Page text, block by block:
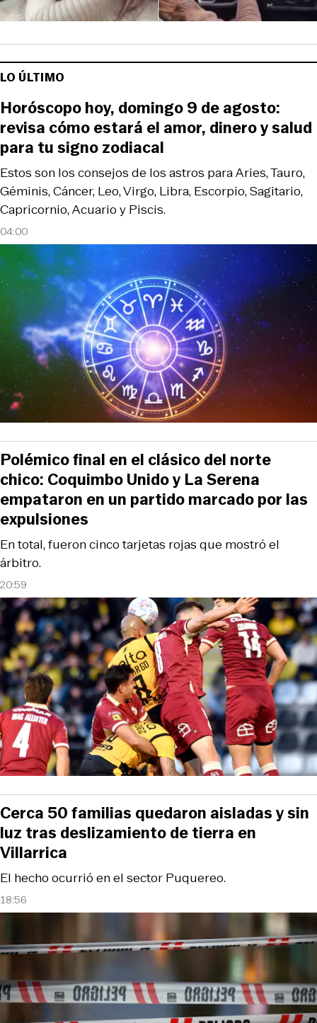
LO ÚLTIMO
04:00
Estos son los consejos de los astros para Aries, Tauro,
Géminis, Cáncer, Leo, Virgo, Libra, Escorpio, Sagitario,
Capricornio, Acuario y Piscis.
Horóscopo hoy, domingo 9 de agosto:
revisa cómo estará el amor, dinero y salud
para tu signo zodiacal
20:59
En total, fueron cinco tarjetas rojas que mostró el
árbitro.
Polémico final en el clásico del norte
chico: Coquimbo Unido y La Serena
empataron en un partido marcado por las
expulsiones
18:56
El hecho ocurrió en el sector Puquereo.
Cerca 50 familias quedaron aisladas y sin
luz tras deslizamiento de tierra en
Villarrica